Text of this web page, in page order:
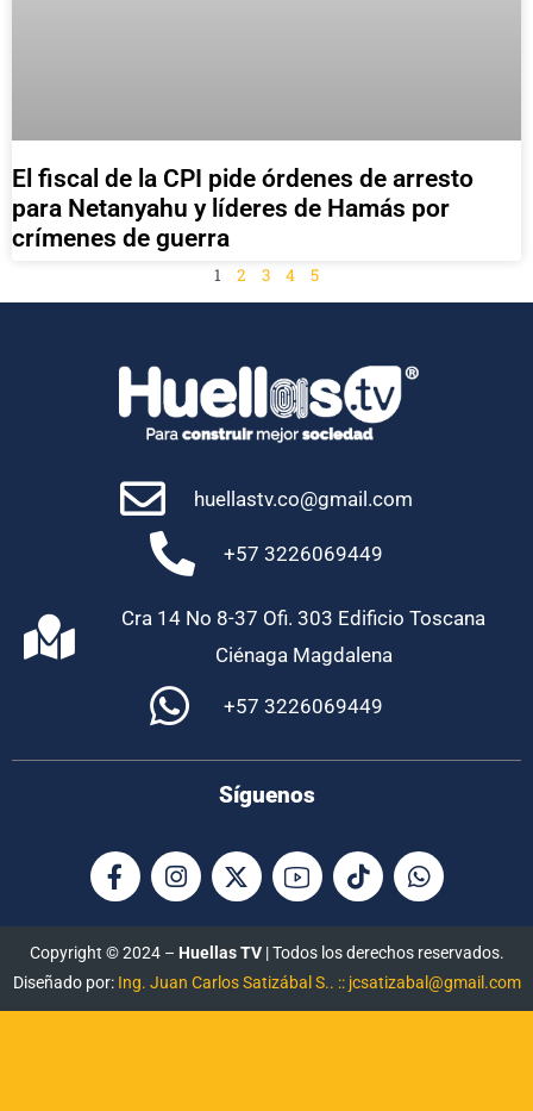
El fiscal de la CPI pide órdenes de arresto
para Netanyahu y líderes de Hamás por
crímenes de guerra
1 2 3 4 5
huellastv.co@gmail.com
+57 3226069449
Cra 14 No 8-37 Ofi. 303 Edificio Toscana
Ciénaga Magdalena
+57 3226069449
Síguenos
Copyright © 2024 – Huellas TV| Todos los derechos reservados.
Diseñado por: Ing. Juan Carlos Satizábal S.. :: jcsatizabal@gmail.com